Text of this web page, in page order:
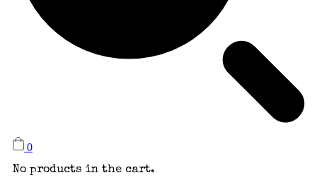
0
No products in the cart.